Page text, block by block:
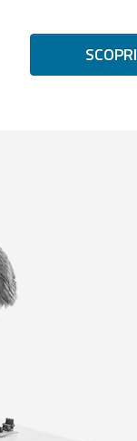
SCOPRI